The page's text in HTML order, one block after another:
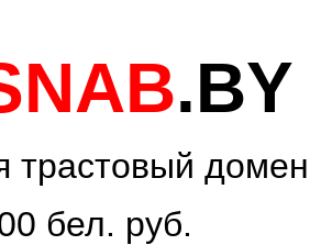
.BY
трастовый домен
бел. руб.